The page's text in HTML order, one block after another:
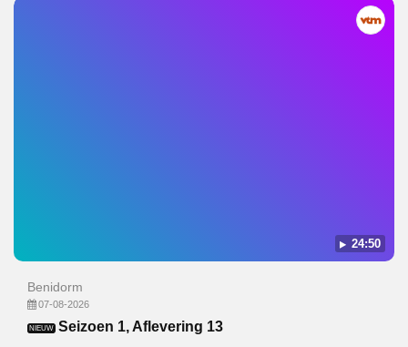
24:50
Benidorm
07-08-2026
NIEUW Seizoen 1, Aflevering 13